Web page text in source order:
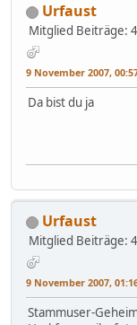
Urfaust
Mitglied Beiträge:
9 November 2007,
Da bist du ja
Urfaust
Mitglied Beiträge:
9 November 2007,
Stammuser-